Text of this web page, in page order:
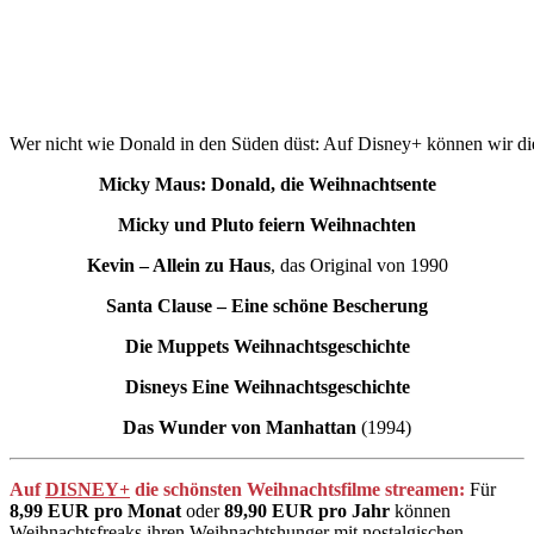
Wer nicht wie Donald in den Süden düst: Auf Disney+ können wir
Micky Maus: Donald, die Weihnachtsente
Micky und Pluto feiern Weihnachten
Kevin – Allein zu Haus, das Original von 1990
Santa Clause – Eine schöne Bescherung
Die Muppets Weihnachtsgeschichte
Disneys Eine Weihnachtsgeschichte
Das Wunder von Manhattan (1994)
AufDISNEY+ die schönsten Weihnachtsfilme streamen: Für
8,99 EUR pro Monat oder89,90 EUR pro Jahr können